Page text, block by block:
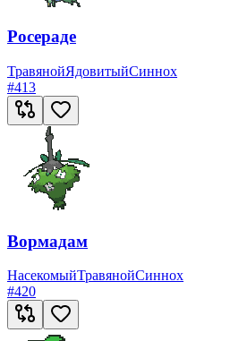
Росераде
ТравянойЯдовитыйСиннох
#413
Вормадам
НасекомыйТравянойСиннох
#420